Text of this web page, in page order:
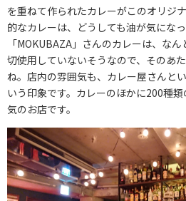
を重ねて作られたカレーがこのオリジ
的なカレーは、どうしても油が気にな
「MOKUBAZA」さんのカレーは、な
切使用していないそうなので、そのあ
ね。店内の雰囲気も、カレー屋さんと
いう印象です。カレーのほかに200種
気のお店です。